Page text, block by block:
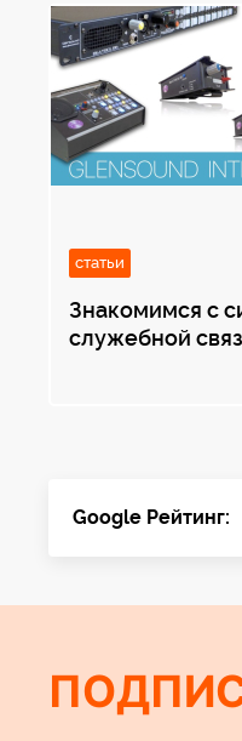
статьи
Знакомимся с
служебной
Google Рейтинг: